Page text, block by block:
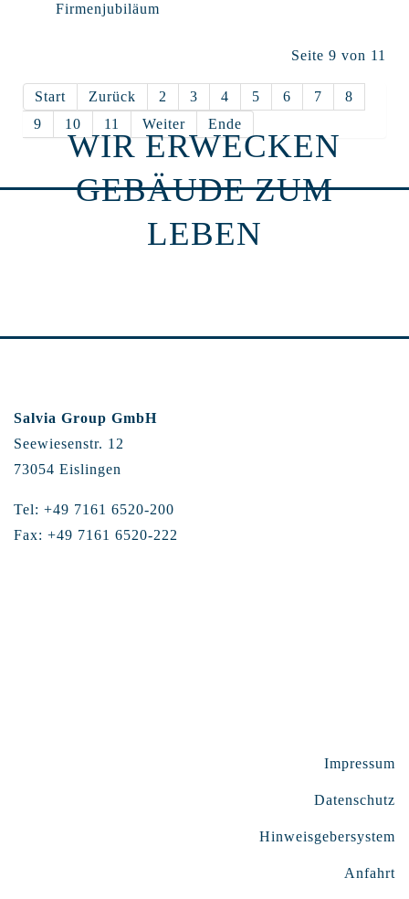
Firmenjubiläum
Seite 9 von 11
Start Zurück 2 3 4 5 6 7
8
9
10 11 Weiter Ende
WIR ERWECKEN
GEBÄUDE ZUM
LEBEN
Salvia Group GmbH
Seewiesenstr. 12
73054 Eislingen
Tel: +49 7161 6520-200
Fax: +49 7161 6520-222
Impressum
Datenschutz
Hinweisgebersystem
Anfahrt